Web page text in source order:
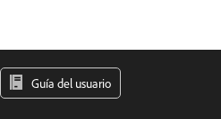
Guía del usuario